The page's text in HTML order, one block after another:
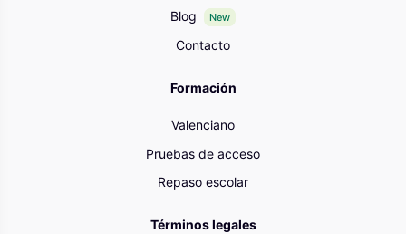
Blog
New
Contacto
Formación
Valenciano
Pruebas de acceso
Repaso escolar
Términos legales